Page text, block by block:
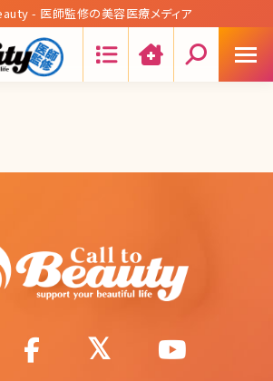
- 医師監修の美容医療メディア